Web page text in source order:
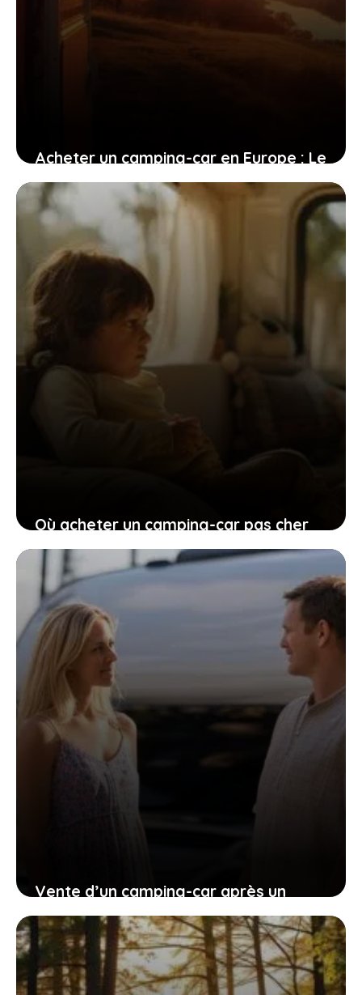
Acheter un camping-car en Europe : Le
guide pratique pour réussir votre
achat
29 avril 2025
Où acheter un camping-car pas cher
en Europe ?
24 avril 2025
Vente d’un camping-car après un
divorce, quelles sont les démarches ?
16 avril 2025